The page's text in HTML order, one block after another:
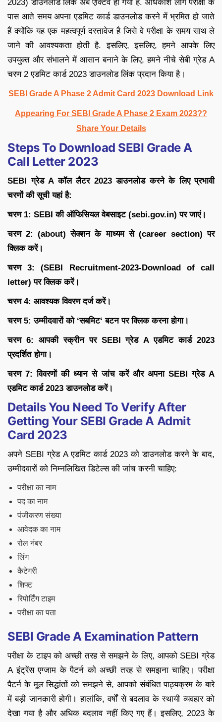
2023) डाउनलोड लिंक अब एक्टिव हो गया हैं. अधिकांश लोग परीक्षा के
पास आते समय अपना एडमिट कार्ड डाउनलोड करने में भ्रमित हो जाते
हैं क्योंकि यह एक महत्वपूर्ण दस्तावेज है जिसे वे परीक्षा के समय साथ ले
जाने की आवश्यकता होती है. इसलिए, इसलिए, हमने आपके लिए
उपयुक्त और संभालने में आसान बनाने के लिए, हमने नीचे सेबी ग्रेड A
चरण 2 एडमिट कार्ड 2023 डाउनलोड लिंक प्रदान किया है।
SEBI Grade A Phase 2 Admit Card 2023 Download Link
Appearing For SEBI Grade A Phase 2 Exam 2023??
Share Your Details
Steps To Download SEBI Grade A
Call Letter 2023
SEBIग्रेड Aकॉल लैटर 2023डाउनलोड करने के लिए प्रभावी
चरणों की सूची यहां है:
चरण 1: SEBIकी ऑफिसियल वेबसाइट (sebi.gov.in)पर जाएं।
चरण2: (about)सेक्शन के माध्यम से (career section)पर
क्लिक करें।
चरण3: (SEBI Recruitment-2023-Download of call
letter)पर क्लिक करें।
चरण4: आवश्यक विवरण दर्ज करें।
चरण5:उम्मीदवारों को ‘सबमिट‘बटन पर क्लिक करना होगा।
चरण 6: आपकी स्क्रीन पर SEBIग्रेडAएडमिट कार्ड2023
प्रदर्शित होगा।
चरण7:विवरणों की ध्यान से जांच करें और अपना SEBIग्रेडA
एडमिट कार्ड2023 डाउनलोड करें।
Details You Need To Verify After
Getting Your SEBI Grade A Admit
Card 2023
अपने SEBI ग्रेड A एडमिट कार्ड 2023 को डाउनलोड करने के बाद,
उम्मीदवारों को निम्नलिखित डिटेल्स की जांच करनी चाहिए:
परीक्षा का नाम
पद का नाम
पंजीकरण संख्या
आवेदक का नाम
रोल नंबर
लिंग
कैटेगरी
शिफ्ट
रिपोर्टिंग टाइम
परीक्षा का पता
SEBI Grade A Examination Pattern
परीक्षा के टाइप को अच्छी तरह से समझने के लिए, आपको SEBI ग्रेड
A इंट्रेंस एग्जाम के पैटर्न को अच्छी तरह से समझना चाहिए। परीक्षा
पैटर्न के मूल सिद्धांतों को समझने से, आपको संबंधित पाठ्यक्रम के बारे
में बड़ी जानकारी होगी। हालांकि, वर्षों से बदलाव के स्थायी व्यवहार को
देखा गया है और अधिक बदलाव नहीं किए गए हैं। इसलिए, 2023 के